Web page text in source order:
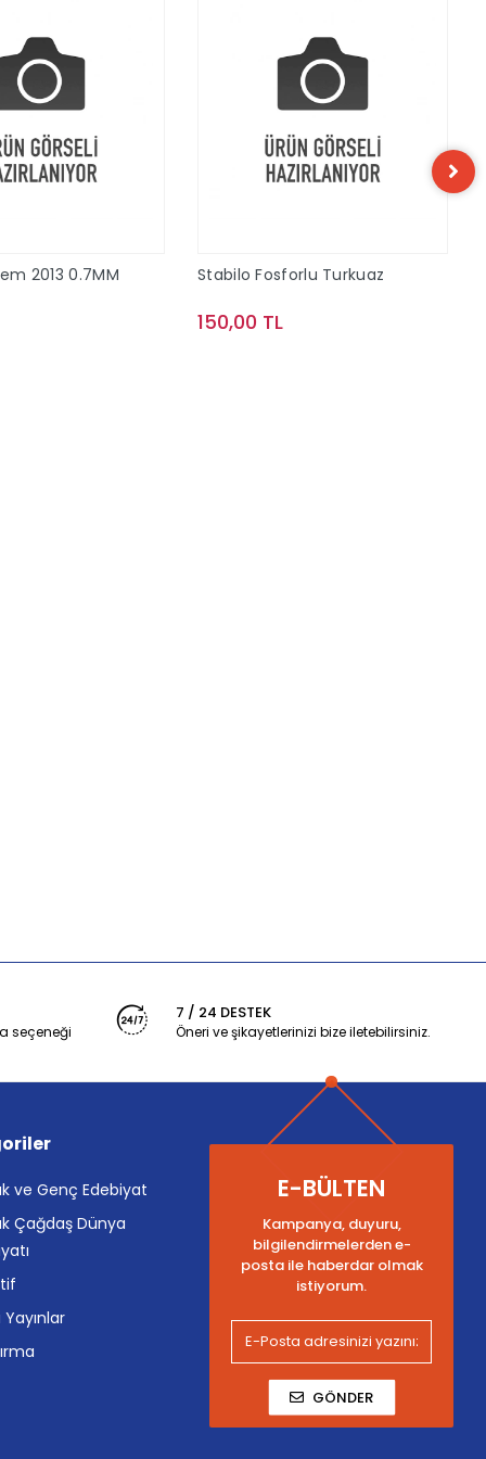
2013 0.7MM Stabilo Fosforlu Turkuaz
150,00 TL
seçeneği
7 / 24 DESTEK
Öneri ve şikayetlerinizi bize iletebilirsiniz.
ve Genç Edebiyat
Çağdaş Dünya
Yayınlar
E-BÜLTEN
Kampanya, duyuru,
bilgilendirmelerden e-
posta ile haberdar olmak
istiyorum.
GÖNDER